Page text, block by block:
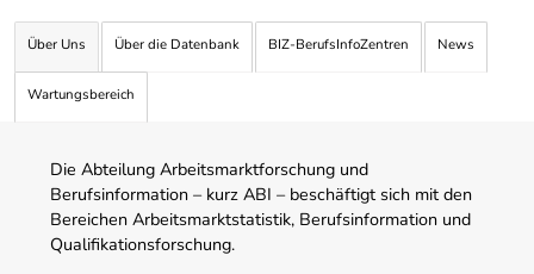
Über Uns Über die Datenbank BIZ-BerufsInfoZentren News
Wartungsbereich
Die Abteilung Arbeitsmarktforschung und
Berufsinformation – kurz ABI – beschäftigt sich mit den
Bereichen Arbeitsmarktstatistik, Berufsinformation und
Qualifikationsforschung.